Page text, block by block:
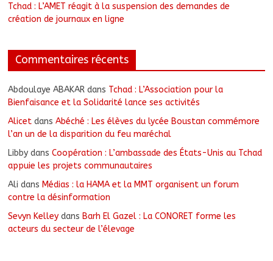
Tchad : L’AMET réagit à la suspension des demandes de
création de journaux en ligne
Commentaires récents
Abdoulaye ABAKAR dans Tchad : L’Association pour la
Bienfaisance et la Solidarité lance ses activités
Alicet dansAbéché : Les élèves du lycée Boustan commémore
l’an un de la disparition du feu maréchal
Libby dansCoopération : L’ambassade des États-Unis au Tchad
appuie les projets communautaires
Ali dans Médias : la HAMA et la MMT organisent un forum
contre la désinformation
Sevyn Kelley dans Barh El Gazel : La CONORET forme les
acteurs du secteur de l’élevage